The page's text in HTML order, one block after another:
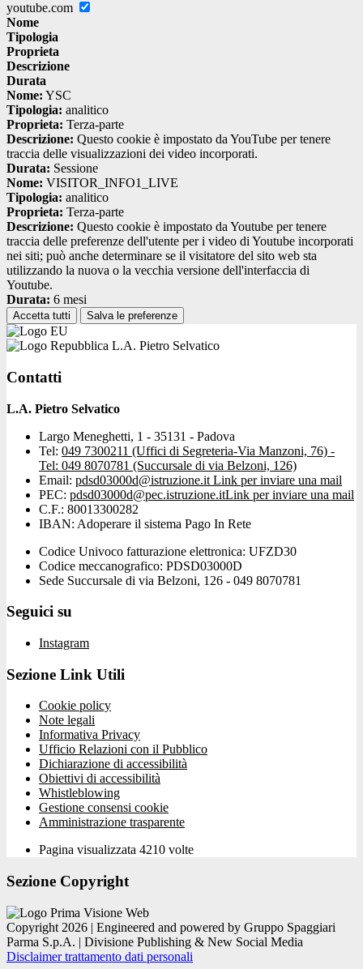
youtube.com
Nome
Tipologia
Proprieta
Descrizione
Durata
Nome: YSC
Tipologia: analitico
Proprieta: Terza-parte
Descrizione: Questo cookie è impostato da YouTube per tenere
traccia delle visualizzazioni dei video incorporati.
Durata: Sessione
Nome: VISITOR_INFO1_LIVE
Tipologia: analitico
Proprieta: Terza-parte
Descrizione: Questo cookie è impostato da Youtube per tenere
traccia delle preferenze dell'utente per i video di Youtube incorporati
nei siti; può anche determinare se il visitatore del sito web sta
utilizzando la nuova o la vecchia versione dell'interfaccia di
Youtube.
Durata: 6 mesi
Accetta tutti Salva le preferenze
L.A. Pietro Selvatico
Contatti
L.A. Pietro Selvatico
Largo Meneghetti, 1 - 35131 - Padova
Tel: 049 7300211 (Uffici di Segreteria-Via Manzoni, 76) -
Tel: 049 8070781 (Succursale di via Belzoni, 126)
Email: pdsd03000d@istruzione.it Link per inviare una mail
PEC: pdsd03000d@pec.istruzione.itLink per inviare una mail
C.F.: 80013300282
IBAN: Adoperare il sistema Pago In Rete
Codice Univoco fatturazione elettronica: UFZD30
Codice meccanografico: PDSD03000D
Sede Succursale di via Belzoni, 126 - 049 8070781
Seguici su
Instagram
Sezione Link Utili
Cookie policy
Note legali
Informativa Privacy
Ufficio Relazioni con il Pubblico
Dichiarazione di accessibilità
Obiettivi di accessibilità
Whistleblowing
Gestione consensi cookie
Amministrazione trasparente
Pagina visualizzata 4210 volte
Sezione Copyright
Copyright 2026 | Engineered and powered by Gruppo Spaggiari
Parma S.p.A. | Divisione Publishing & New Social Media
Disclaimer trattamento dati personali